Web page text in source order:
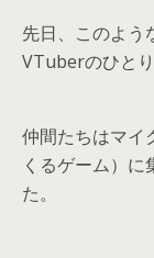
先日、このよう
VTuberのひと
仲間たちはマイ
くるゲーム）
た。